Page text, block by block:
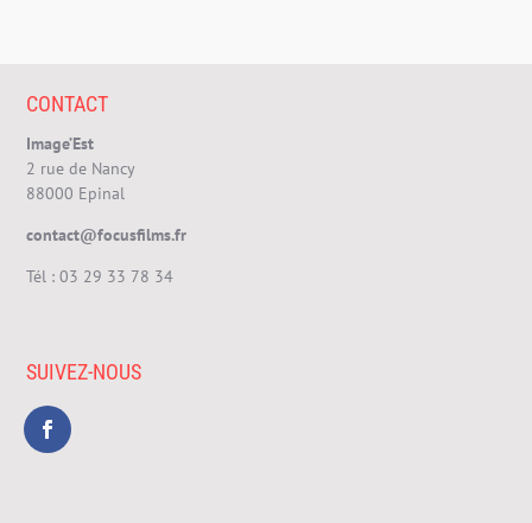
CONTACT
Image’Est
2 rue de Nancy
88000 Epinal
contact@focusfilms.fr
Tél :03 29 33 78 34
SUIVEZ-NOUS